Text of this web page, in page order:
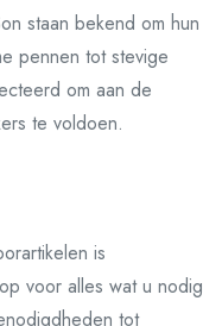
staan bekend om hun
pennen tot stevige
om aan de
te voldoen.
is
voor alles wat u nodig
tot